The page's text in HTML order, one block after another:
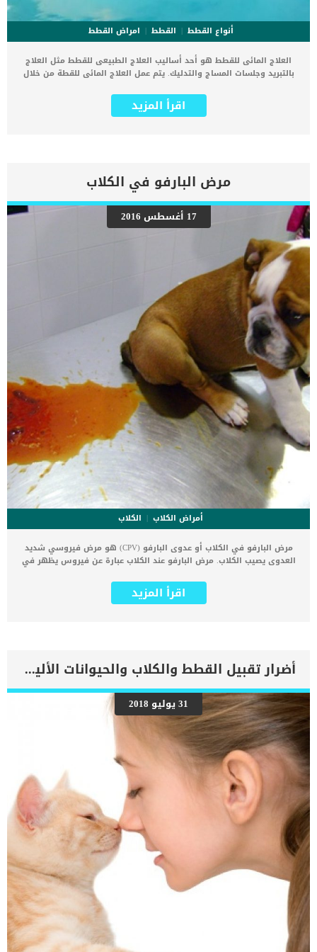
أنواع القطط القطط
امراض القطط
العلاج المائى للقطط هو أحد أساليب العلاج الطبيعى للقطط مثل العلاج
بالتبريد وجلسات المساج والتدليك. يتم عمل العلاج المائى للقطة من خلال
كمالكا لقطة او غير مالك فأنت تعرف جيدا خوف القطة من الماء وعدم
رغبتها فى اللب والاقتراب منها على العكس الكلاب.. اذا فكيف تتم
والعرج والكدمات سيقوم الطبيب او المدرب البيطرى على استخدام
الادوات الخاصة بهذه الجلسات مثل الاجهزه وأحزمة الأمان حتى تطمئن له
القطة. كما سيقوم بالتدريج بتقريب القطة الى الماء ووضعها على جسدها
حتى لا تصاب بالفزع او النوبة اذا وضعت فى الماء مباشرة. العلاج المائى
شائعا بين الكلاب والخيول وايضا البشر, وكان من النادر تطبيقه على
القطط. اقرأ ايضا: ما هي كمية الماء للقطط التي تحتاجها يوميا القطط
تنفر بشكل طبيعي من الماء وكان هناك شعور دائم من الأطباء بأن إجهاد
الإجراء للقطط يفوق الفوائد. لكن أثبتت الدراسات مدى فاعليتها فى علاج
مشاكل العظام والتهابات المفاصل عند القطط. كما تم […]
اقرأ المزيد
مرض البارفو في الكلاب
17 أغسطس 2016
أمراض الكلاب
الكلاب
مرض البارفو في الكلاب أو عدوى البارفو (CPV) هو مرض فيروسي شديد
العدوى يصيب الكلاب. مرض البارفو عند الكلاب عبارة عن فيروس يظهر في
وتظهر أعراضه والتي تتمثل في التقيؤ، والإسهال، وفقدان الوزن،
وفقدان الشهية. أحد أشهر أعراض مرض بارفو للكلاب هو الإسهال
أساسي وغالبا ما يتسبب ذلك في موت الجراء. علاج البارفو عند الكلاب له
بروتوكولات مختلفة، سنوضح لك في هذا المقال كل شئ عن هذا المرض
و كيفية الوقاية والعلاج منه. اعراض البارفو عند الكلاب اعراض مرض
البارفو عند الكلاب مختلفة لكن هناك اعراض رئيسية مرتبطة بالعدوى التي
تصيب الأمعاء وتتمثل في الإسهال الدموي، والخمول، وفقدان الشهية
والحمى والقيء، وفقدان الوزن الشديد.عدوى فيروس بارفو للأمعاء تؤثر
على قدرة الجسم على امتصاص العناصر الغذائية، مما يؤثر على الحيوان
ويصيبه بالجفاف بسبب نقص البروتين وعدم امتصاص السوائل بشكل
صحيح.كما قد تصاب ايضا الانسجة الرخوة للفم والعينين بالاحمرار الشديد،
كما قد تزداد ضربات القلب بشكل […]
اقرأ المزيد
أضرار تقبيل القطط والكلاب والحيوانات الأليفة
31 يوليو 2018